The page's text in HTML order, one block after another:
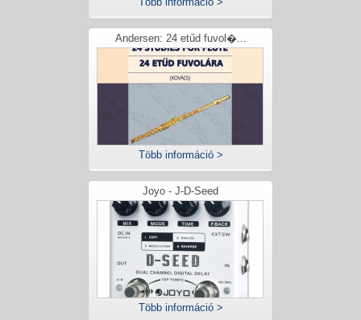
Andersen: 24 etűd fuvol�...
Több információ >
Joyo - J-D-Seed
Több információ >